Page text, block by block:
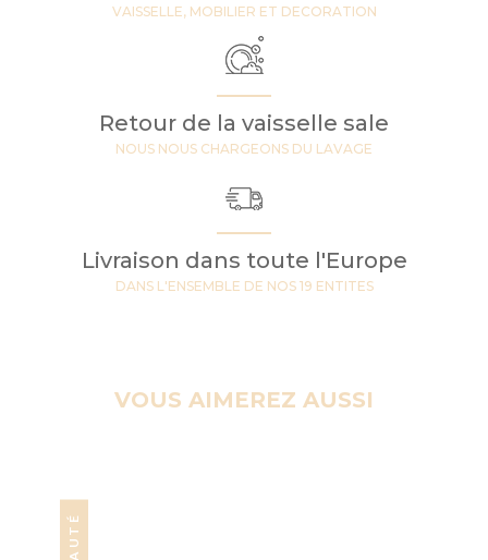
VAISSELLE, MOBILIER ET DECORATION
Retour de la vaisselle sale
NOUS NOUS CHARGEONS DU LAVAGE
Livraison dans toute l'Europe
DANS L'ENSEMBLE DE NOS 19 ENTITES
VOUS AIMEREZ AUSSI